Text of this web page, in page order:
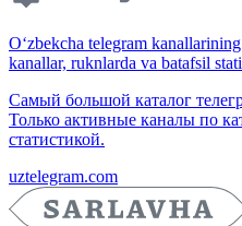
O‘zbekcha telegram
kanallar, ruknlarda va batafsil
Самый большой каталог
Только активные каналы по
статистикой.
uztelegram.com